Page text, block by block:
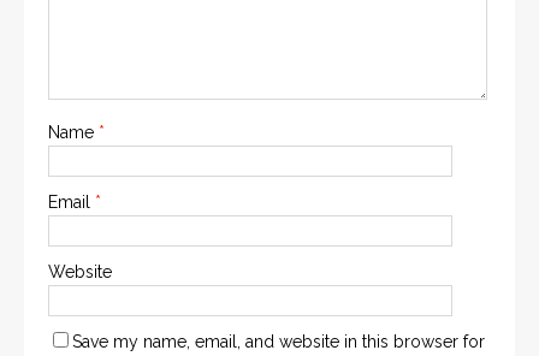
Name *
Email *
Website
Save my name, email, and website in this browser for